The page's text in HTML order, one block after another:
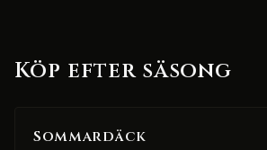
Köp efter säsong
Sommardäck